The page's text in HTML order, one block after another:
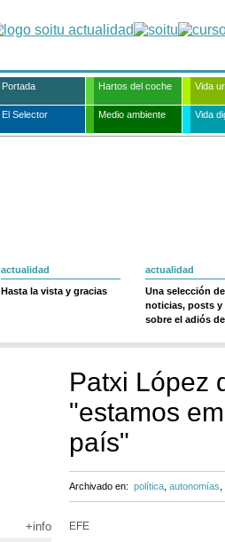
Portada Hartos del coche Vida
El Selector Medio ambiente Vida
actualidad
Hasta la vista y gracias
actualidad
Una selección de
noticias, posts y
sobre el adiós
Patxi López
"estamos
país"
Archivado en: política autonomías
+info
EFE